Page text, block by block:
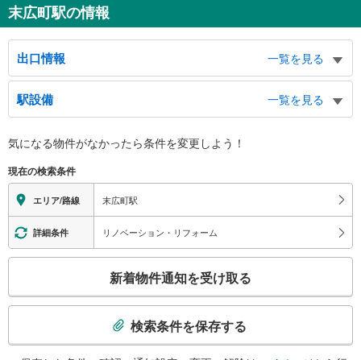
末広町駅の情報
出口情報
一覧を見る
１出口
タクシーのりば、秋葉原三和東洋ビル、秋葉原電気街、東京タイムズタワー、
神田消防署、消防技術試験講習場、秋葉原ＵＤＸ、秋葉原ダイビル、秋葉原駅
（ＪＲ線・つくばエクスプレス線）、台東児童館、昌平童夢館、 昌平小学
校、 昌平まちかど図書館、 神田児童館、神田明神、中央通り、蔵前橋通
り、昭和通り、外神田１−４丁目、神田花岡町、台東１丁目、外神田五丁目交
差点
２出口
みずほ銀行、バスのりば、ホテルニューグリーン御徒町、仲御徒町駅（日比谷
線）、御徒町駅（ＪＲ線）、御徒町台東中学校、東都文京病院、黒門小学校、
湯島駅（千代田線）、外神田５・６丁目、上野１・３・５丁目、台東２−４丁
秋葉原三和東洋ビル、タクシーのりば、秋葉原電気街、東京タイムズタワー、
神田消防署、消防技術試験講習場、秋葉原ＵＤＸ、秋葉原ダイビル、秋葉原駅
（ＪＲ線・つくばエクスプレス線）、昌平童夢館、 昌平小学校、 昌平まち
かど図書館、 神田児童館、神田明神、台東児童館、中央通り、蔵前橋通り、
駅設備
一覧を見る
※段差なしでの移動経路
地上⇔改札：×
改札⇔ホーム：○
トイレ
《多機能トイレ》
・１番線ホーム上（浅草寄り）
その他
気になる物件がなかったら条件を変更しよう！
現在の検索条件
エリア/路線 末広町駅
詳細条件 リノベーション・リフォーム
検
新着物件通知を受け取る
検索条件を保存する